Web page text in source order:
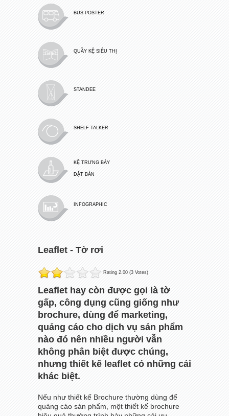
BUS POSTER
QUẦY KỆ SIÊU THỊ
STANDEE
SHELF TALKER
KỆ TRƯNG BÀY
ĐẶT BÀN
INFOGRAPHIC
Leaflet - Tờ rơi
Rating 2.00 (3 Votes)
Leaflet hay còn được gọi là tờ
gấp, công dụng cũng giống như
brochure, dùng để marketing,
quảng cáo cho dịch vụ sản phẩm
nào đó nên nhiều người vẫn
không phân biệt được chúng,
nhưng thiết kế leaflet có những cái
khác biệt.
Nếu như thiết kế Brochure thường dùng để
quảng cáo sản phẩm, một thiết kế brochure